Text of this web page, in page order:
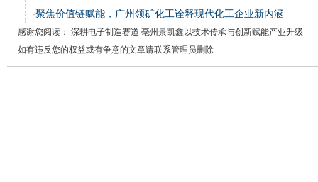
·聚焦价值链赋能，广州领矿化工诠释现代化工企业新内涵
感谢您阅读： 深耕电子制造赛道 亳州景凯鑫以技术传承与创新赋能产业升级
如有违反您的权益或有争意的文章请联系管理员删除